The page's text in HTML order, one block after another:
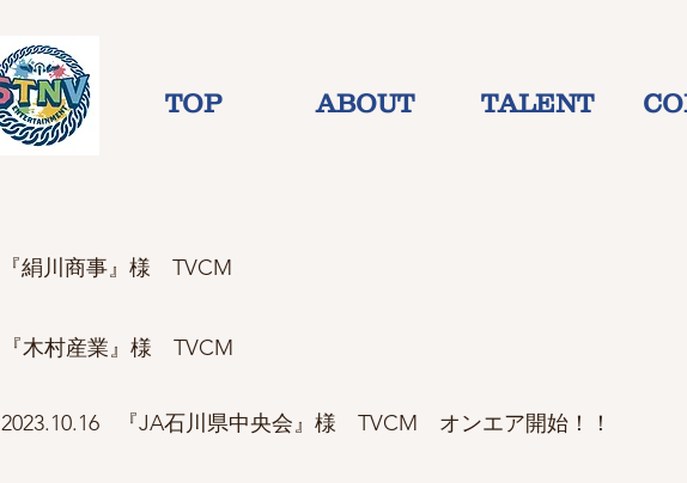
TOP ABOUT TALENT
『絹川商事』様 TVCM
『木村産業』様 TVCM
2023.10.16 『JA石川県中央会』様 TVCM オンエア開始！！